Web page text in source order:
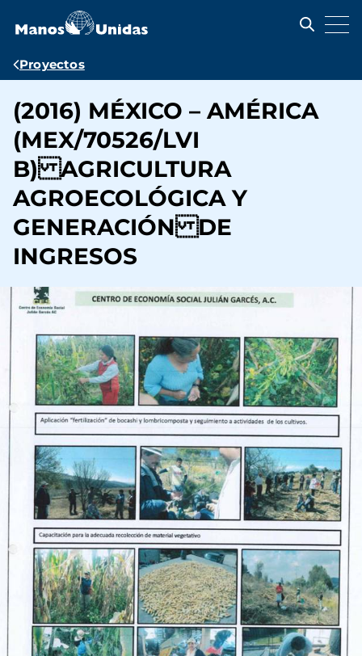
contenido
Ruta
navegación
Proyectos
(2016) MÉXICO – AMÉRICA
(MEX/70526/LVI
B) AGRICULTURA
AGROECOLÓGICA Y
GENERACIÓN DE
INGRESOS